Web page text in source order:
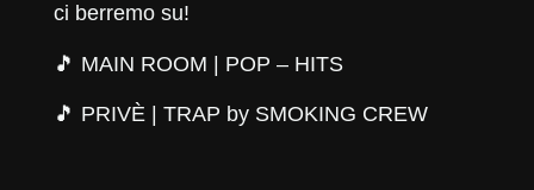
ci berremo su!
🎵 MAIN ROOM | POP – HITS
🎵 PRIVÈ | TRAP by SMOKING CREW